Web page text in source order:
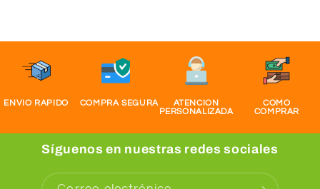
ENVIO RAPIDO COMPRA SEGURA
ATENCION
PERSONALIZADA
COMO
COMPRAR
Síguenos en nuestras redes sociales